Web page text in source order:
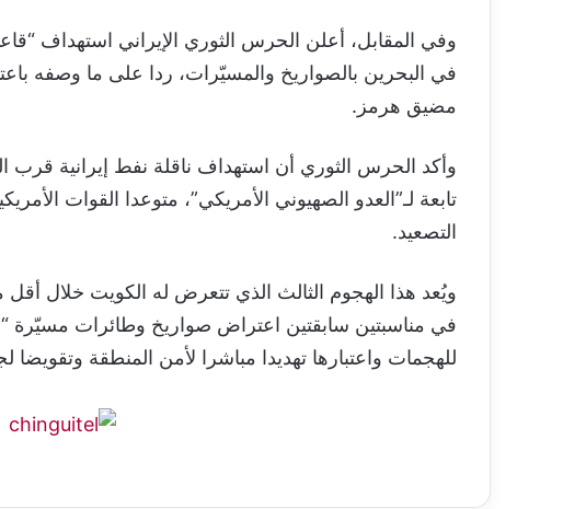
وفي المقابل، أعلن الحرس الثوري الإيراني استهداف
في البحرين بالصواريخ والمسيّرات، ردا على ما وصفه
مضيق هرمز.
وأكد الحرس الثوري أن استهداف ناقلة نفط إيرانية قرب
تابعة لـ”العدو الصهيوني الأمريكي”، متوعدا القوات
التصعيد.
ويُعد هذا الهجوم الثالث الذي تتعرض له الكويت خلال
في مناسبتين سابقتين اعتراض صواريخ وطائرات مسيّرة
للهجمات واعتبارها تهديدا مباشرا لأمن المنطقة وتقويضا